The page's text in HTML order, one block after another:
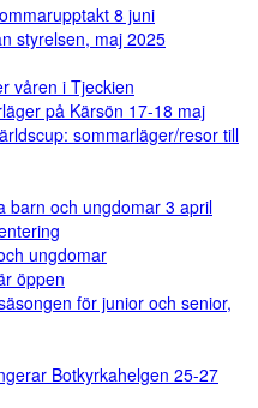
8 juni
styrelsen, maj 2025
våren i Tjeckien
på Kärsön 17-18 maj
sommarläger/resor till
barn och ungdomar 3 april
ungdomar
öppen
för junior och senior,
Botkyrkahelgen 25-27